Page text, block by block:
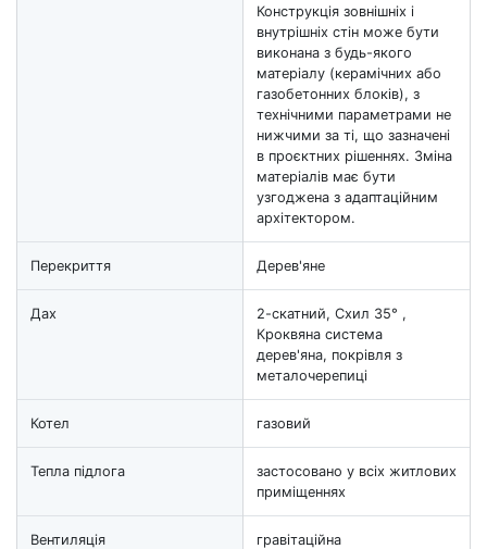
Конструкція зовнішніх і
внутрішніх стін може бути
виконана з будь-якого
матеріалу (керамічних або
газобетонних блоків), з
технічними параметрами не
нижчими за ті, що зазначені
в проєктних рішеннях. Зміна
матеріалів має бути
узгоджена з адаптаційним
архітектором.
Перекриття Дерев'яне
Дах
2-скатний, Схил 35° ,
Кроквяна система
дерев'яна, покрівля з
металочерепиці
Котел газовий
Тепла підлога
застосовано у всіх житлових
приміщеннях
Вентиляція гравітаційна